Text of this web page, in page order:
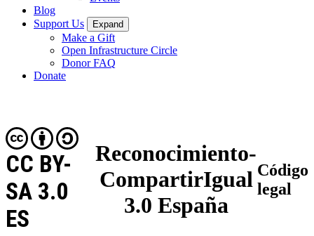
Blog
Support Us
Expand
Make a Gift
Open Infrastructure Circle
Donor FAQ
Donate
Reconocimiento-
CompartirIgual
3.0 España
CC BY-
SA 3.0
ES
Código
legal